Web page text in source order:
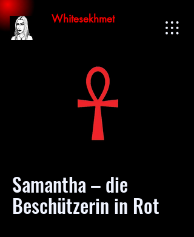
Whitesekhmet
Samantha – die
Beschützerin in Rot